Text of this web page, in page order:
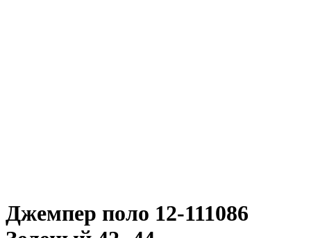
Джемпер поло 12-111086